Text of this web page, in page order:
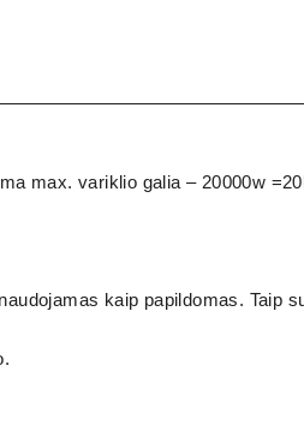
max. variklio galia – 20000w
kaip papildomas. Taip